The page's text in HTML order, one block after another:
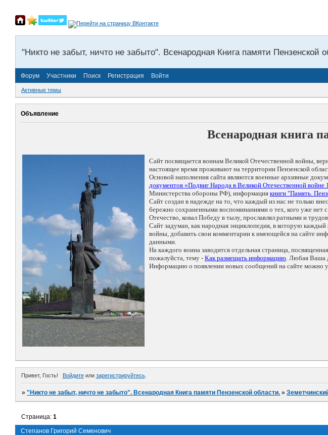
"Никто не забыт, ничто не забыто". Всенародная Книга памяти Пензенской
Форум Участники Поиск Регистрация Войти
Активные темы
Объявление
Всенародная книга
Сайт посвящается воинам Великой Отечественной войны,
настоящее время проживают на территории Пензенской
Основой наполнения сайта являются военные архивные
документов «Подвиг Народа в Великой Отечественной войне
Министерства обороны РФ), информация книги "Память.
Сайт создан в надежде на то, что каждый из нас не только
бережно сохраненными воспоминаниями о тех, кого уже нет
Отечество, ковал Победу в тылу, прославлял ратными и
Сайт задуман, как народная энциклопедия, в которую
войны, добавить свои комментарии к имеющейся на сайте
данными.
На каждого воина заводится отдельная страница,
пожалуйста, тему - Как размещать информацию. Любая Ваша
Информацию о появлении новых сообщений на сайте можно
Привет, Гость! Войдитеили зарегистрируйтесь.
»"Никто не забыт, ничто не забыто". Всенародная Книга памяти Пензенской области. »
Степанов Григорий Семенович
Страница:1